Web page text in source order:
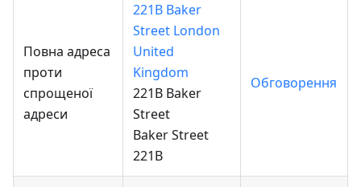
Повна адреса
проти
спрощеної
адреси
221B Baker
Street London
United
Kingdom
221B Baker
Street
Baker Street
221B
Обговорення